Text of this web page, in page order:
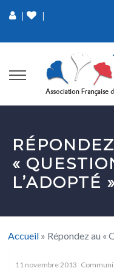
| |
«
L’ADOPTÉ
Accueil » Répondez au «
11 novembre 2013